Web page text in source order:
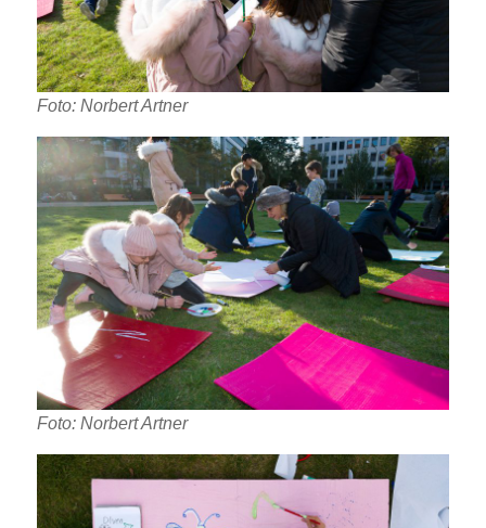
Foto: Norbert Artner
Foto: Norbert Artner